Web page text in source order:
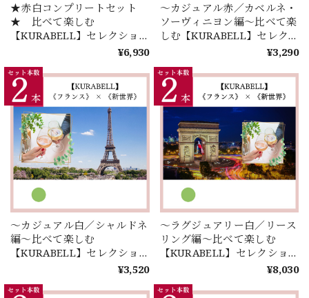
★赤白コンプリートセット
★ 比べて楽しむ
【KURABELL】セレクショ
ン♪ミステリー！？同じ品種
ンプリート4種セレクショ
ン！
¥6,930
～カジュアル赤／カベルネ・
ソーヴィニヨン編～比べて楽
しむ【KURABELL】セレク
ション♪ 《フランス》 ×
ン＞
¥3,290
～カジュアル白／シャルドネ
編～比べて楽しむ
【KURABELL】セレクショ
ン♪ 《フランス》 × 《新世
界》＜２本セレクション＞
¥3,520
～ラグジュアリー白／リース
リング編～比べて楽しむ
【KURABELL】セレクショ
ン♪ 《フランス》 × 《新世
界》＜２本セレクション＞
¥8,030